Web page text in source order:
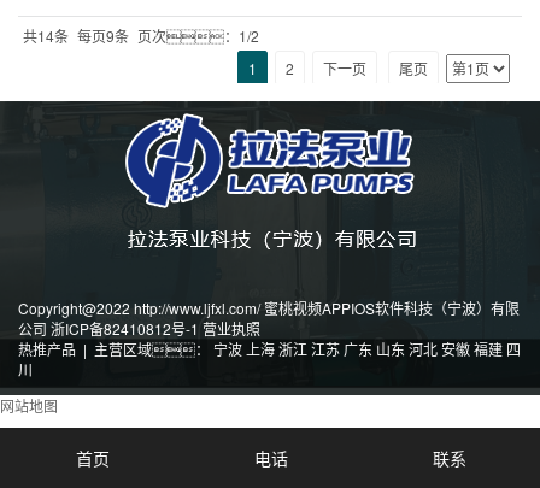
共14条 每页9条 页次：1/2
1
2 下一页 尾页
Copyright@2022 http://www.ljfxl.com/ 蜜桃视频APPIOS软件科技（宁波）有限
公司 浙ICP备82410812号-1 营业执照
热推产品 | 主营区域： 宁波 上海浙江 江苏 广东 山东 河北安徽福建 四
川
首页 电话 联系
网站地图